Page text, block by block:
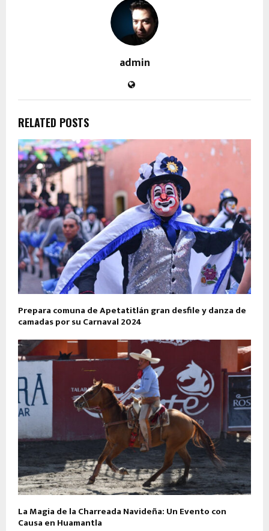
admin
RELATED POSTS
Prepara comuna de Apetatitlán gran desfile y danza de
camadas por su Carnaval 2024
La Magia de la Charreada Navideña: Un Evento con
Causa en Huamantla